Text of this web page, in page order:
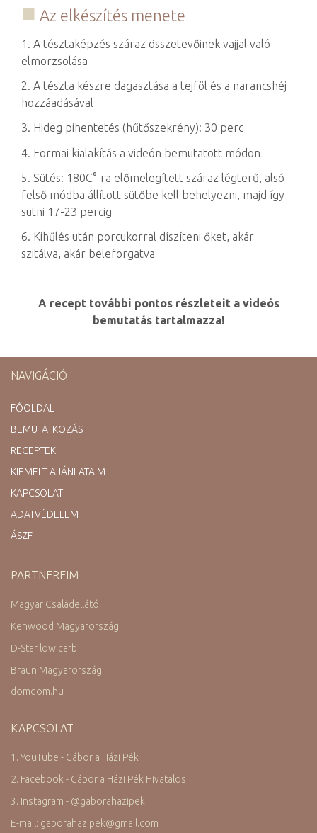
Az elkészítés menete
1. A tésztaképzés száraz összetevőinek vajjal való
elmorzsolása
2. A tészta készre dagasztása a tejföl és a narancshéj
hozzáadásával
3. Hideg pihentetés (hűtőszekrény): 30 perc
4. Formai kialakítás a videón bemutatott módon
5. Sütés: 180C°-ra előmelegített száraz légterű, alsó-
felső módba állított sütőbe kell behelyezni, majd így
sütni 17-23 percig
6. Kihűlés után porcukorral díszíteni őket, akár
szitálva, akár beleforgatva
A recept további pontos részleteit a videós
bemutatás tartalmazza!
NAVIGÁCIÓ
FŐOLDAL
BEMUTATKOZÁS
RECEPTEK
KIEMELT AJÁNLATAIM
KAPCSOLAT
ADATVÉDELEM
ÁSZF
PARTNEREIM
Magyar Családellátó
Kenwood Magyarország
D-Star low carb
Braun Magyarország
domdom.hu
KAPCSOLAT
1. YouTube - Gábor a Házi Pék
2. Facebook - Gábor a Házi Pék Hivatalos
3. Instagram - @gaborahazipek
E-mail: gaborahazipek@gmail.com